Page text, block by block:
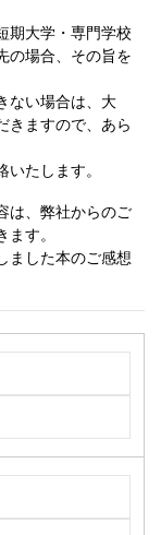
期大学・専門学校
の場合、その旨を
ない場合は、大
きますので、あら
たします。
は、弊社からのご
す。
ました本のご感想